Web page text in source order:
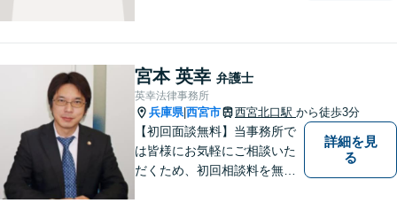
丁寧な対応、アドバイスをさ
せていただきます。
宮本 英幸 弁護士
英幸法律事務所
兵庫県|西宮市 西宮北口駅 から徒歩3分
【初回面談無料】当事務所で
は皆様にお気軽にご相談いた
だくため、初回相談料を無料
詳細を見
る